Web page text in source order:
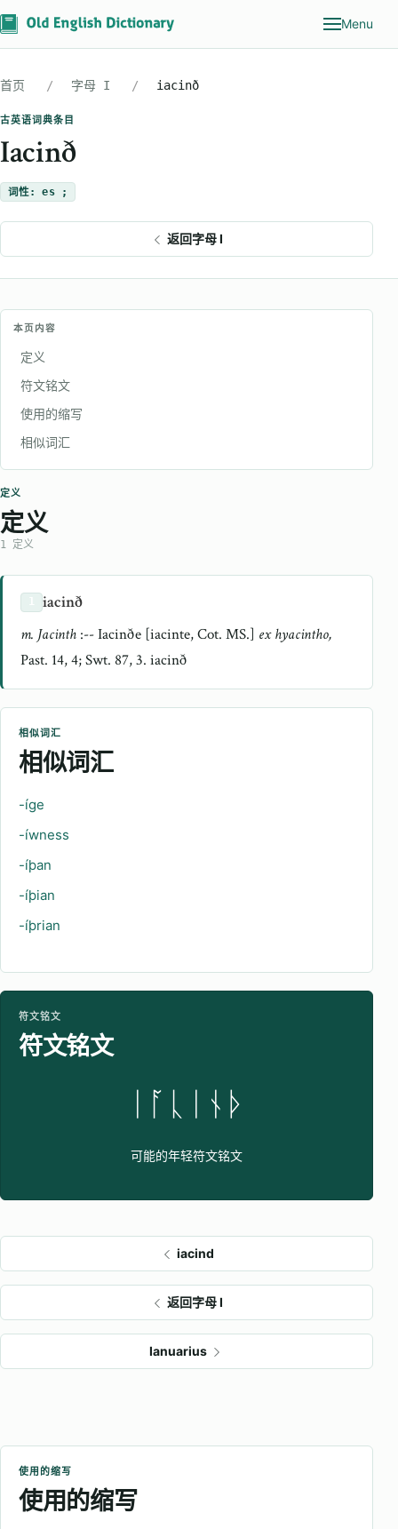
Menu
首页 字母 I iacinð
古英语词典条目
Iacinð
词性: es ;
返回字母 I
本页内容
定义
符文铭文
使用的缩写
相似词汇
定义
定义
1 定义
iacinð
m. Jacinth :-- Iacinðe [iacinte, Cot. MS.] ex hyacintho,
Past. 14, 4; Swt. 87, 3. iacinð
相似词汇
相似词汇
-íge
-íwness
-íþan
-íþian
-íþrian
符文铭文
符文铭文
ᛁᚪᚳᛁᚾᚦ
可能的年轻符文铭文
iacind
返回字母 I
Ianuarius
使用的缩写
使用的缩写